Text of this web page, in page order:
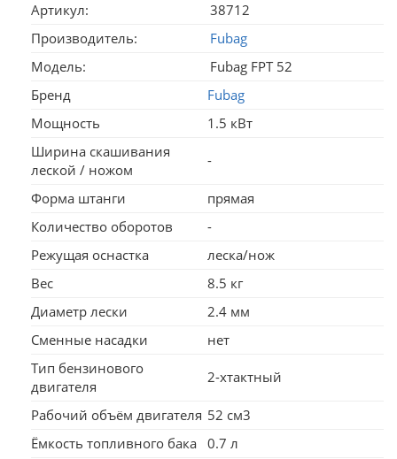
Артикул:
38712
Производитель:
Fubag
Модель:
Fubag FPT 52
Бренд
Fubag
Мощность
1.5 кВт
Ширина скашивания
леской / ножом
-
Форма штанги
прямая
Количество оборотов
-
Режущая оснастка
леска/нож
Вес
8.5 кг
Диаметр лески
2.4 мм
Сменные насадки
нет
Тип бензинового
двигателя
2-хтактный
Рабочий объём двигателя 52 см3
Ёмкость топливного бака 0.7 л